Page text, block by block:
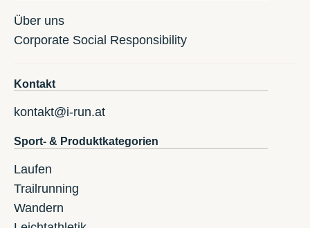
Über uns
Corporate Social Responsibility
Kontakt
kontakt@i-run.at
Sport- & Produktkategorien
Laufen
Trailrunning
Wandern